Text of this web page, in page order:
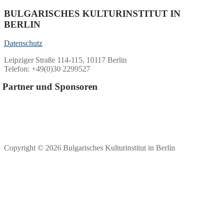
BULGARISCHES KULTURINSTITUT IN
BERLIN
Datenschutz
Leipziger Straße 114-115, 10117 Berlin
Telefon: +49(0)30 2299527
Partner und Sponsoren
Copyright © 2026 Bulgarisches Kulturinstitut in Berlin